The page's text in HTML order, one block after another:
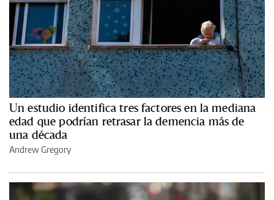
Un estudio identifica tres factores en la mediana
edad que podrían retrasar la demencia más de
una década
Andrew Gregory